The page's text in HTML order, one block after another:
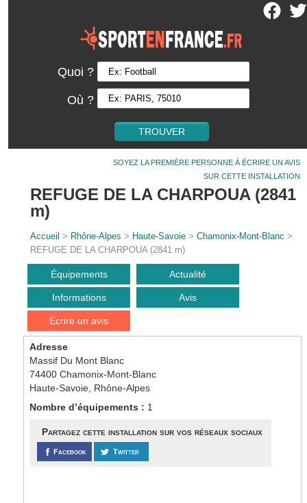
Quoi ?
Où ?
SOYEZ LA PREMIÈRE PERSONNE À ÉCRIRE UN AVIS
SUR CETTE INSTALLATION
REFUGE DE LA CHARPOUA (2841
m)
Accueil > Rhône-Alpes > Haute-Savoie >Chamonix-Mont-Blanc >
REFUGE DE LA CHARPOUA (2841 m)
Équipements Actualité
Informations Avis
Écrire un avis
Adresse
Massif Du Mont Blanc
74400 Chamonix-Mont-Blanc
Haute-Savoie, Rhône-Alpes
Nombre d’équipements : 1
Partagez cette installation sur vos réseaux sociaux
Facebook Twitter